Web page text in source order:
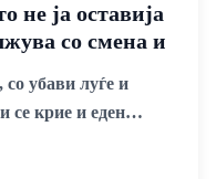
не ја оставија
со смена и
убави луѓе и
се крие и еден
ДМ